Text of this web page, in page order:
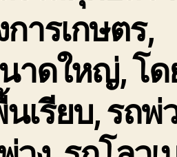
ารเกษตร,
าดใหญ่, โด
เรียบ, รถพ่